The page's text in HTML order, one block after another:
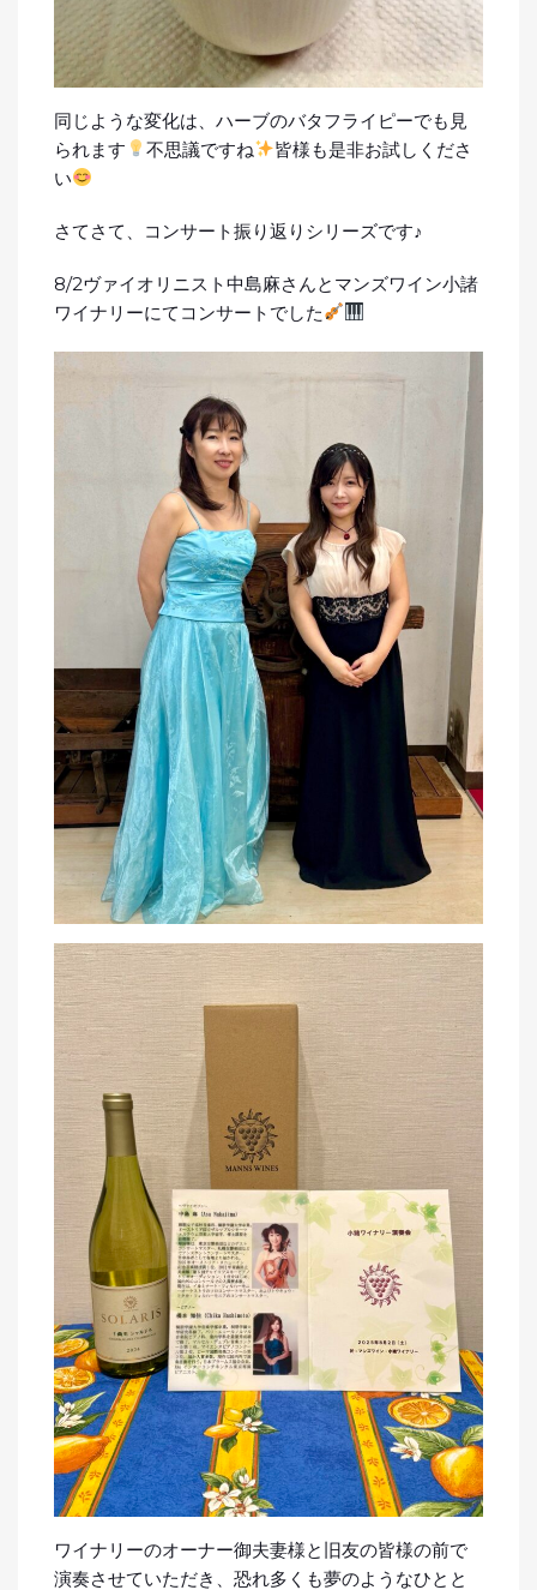
同じような変化は、ハーブのバタフライピーでも見
られます
不思議ですね
皆様も是非お試しくださ
い
さてさて、コンサート振り返りシリーズです♪
8/2ヴァイオリニスト中島麻さんとマンズワイン小諸
ワイナリーにてコンサートでした
ワイナリーのオーナー御夫妻様と旧友の皆様の前で
演奏させていただき、恐れ多くも夢のようなひとと